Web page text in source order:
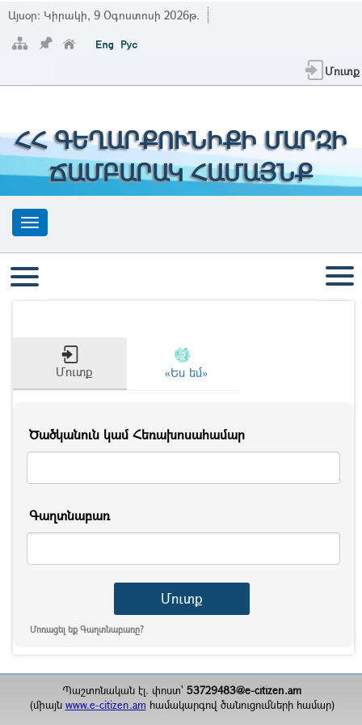
Այսօր: Կիրակի, 9 Օգոստոսի 2026թ.
Մուտք
ՀՀ ԳԵՂԱՐՔՈՒՆԻՔԻ ՄԱՐԶԻ
ՃԱՄԲԱՐԱԿ ՀԱՄԱՅՆՔ
Մուտք «Ես եմ»
Ծածկանուն կամ Հեռախոսահամար
Գաղտնաբառ
Մոռացել եք Գաղտնաբառը?
Պաշտոնական էլ. փոստ`53729483@e-citizen.am
(միայն www.e-citizen.am համակարգով ծանուցումների համար)